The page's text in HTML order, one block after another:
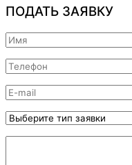
ПОДАТЬ ЗАЯВКУ